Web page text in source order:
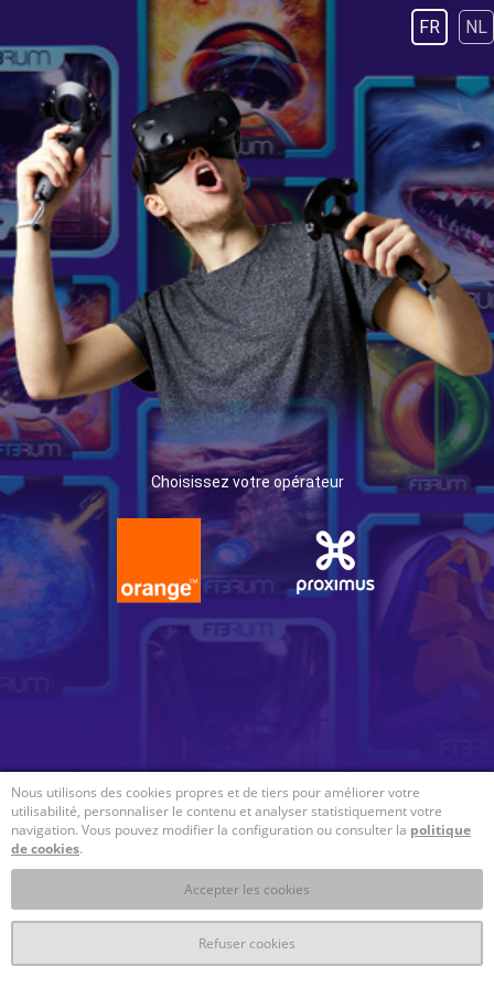
Nous utilisons des cookies propres et de tiers pour améliorer votre
utilisabilité, personnaliser le contenu et analyser statistiquement votre
navigation. Vous pouvez modifier la configuration ou consulter la politique
de cookies.
Accepter les cookies
Refuser cookies
FR NL
Choisissez votre opérateur